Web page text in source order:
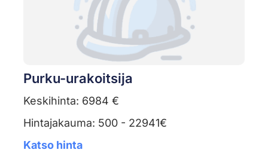
Purku-urakoitsija
Keskihinta: 6984 €
Hintajakauma: 500 - 22941€
Katso hinta